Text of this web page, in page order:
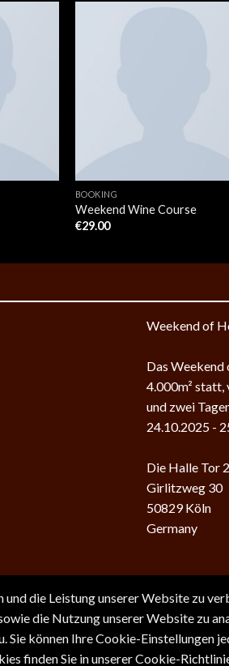
BOOKING
Weekend Wine Course
€29.00
Weekend of
Das
4.000m² statt,
und zwei
24.10.2025 -
Die Halle Tor 2
Girlitzweg 30
50829 Köln
Germany
die Leistung unserer Website zu
die Nutzung unserer Website zu
können Ihre Cookie-Einstellungen
finden Sie in unserer Cookie-